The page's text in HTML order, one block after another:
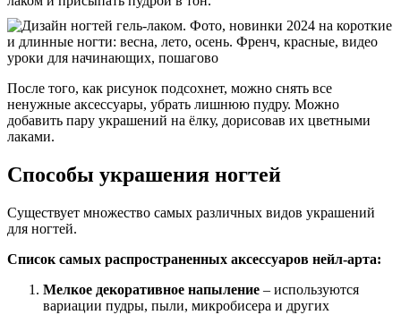
После того, как рисунок подсохнет, можно снять все
ненужные аксессуары, убрать лишнюю пудру. Можно
добавить пару украшений на ёлку, дорисовав их цветными
лаками.
Способы украшения ногтей
Существует множество самых различных видов украшений
для ногтей.
Список самых распространенных аксессуаров нейл-арта:
Мелкое декоративное напыление – используются
вариации пудры, пыли, микробисера и других